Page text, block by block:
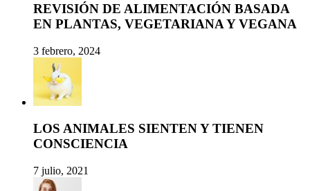
REVISIÓN DE ALIMENTACIÓN BASADA
EN PLANTAS, VEGETARIANA Y VEGANA
3 febrero, 2024
LOS ANIMALES SIENTEN Y TIENEN
CONSCIENCIA
7 julio, 2021